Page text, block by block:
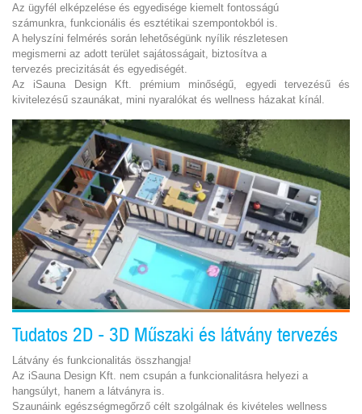
Az ügyfél elképzelése és egyedisége kiemelt fontosságú
számunkra, funkcionális és esztétikai szempontokból is.
A helyszíni felmérés során lehetőségünk nyílik részletesen
megismerni az adott terület sajátosságait, biztosítva a
tervezés precizitását és egyediségét.
Az iSauna Design Kft. prémium minőségű, egyedi tervezésű és
kivitelezésű szaunákat, mini nyaralókat és wellness házakat kínál.
Tudatos 2D - 3D Műszaki és látvány tervezés
Látvány és funkcionalitás összhangja!
Az iSauna Design Kft. nem csupán a funkcionalitásra helyezi a
hangsúlyt, hanem a látványra is.
Szaunáink egészségmegőrző célt szolgálnak és kivételes wellness